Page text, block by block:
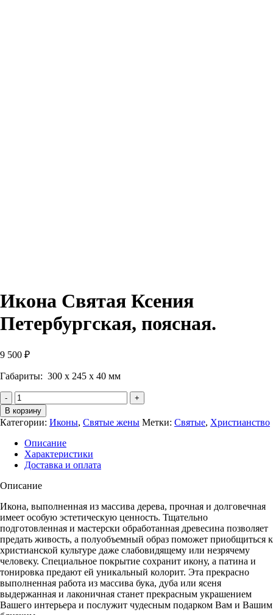
Икона Святая Ксения
Петербургская, поясная.
9 500 ₽
Габариты: 300 х 245 х 40 мм
Количество
Икона
Святая
Ксения
Петербургская,
поясная.
В корзину
Категории: Иконы, Святые жены Метки: Святые, Христианство
Описание
Характеристики
Доставка и оплата
Описание
Икона, выполненная из массива дерева, прочная и долговечная
имеет особую эстетическую ценность. Тщательно
подготовленная и мастерски обработанная древесина позволяет
предать живость, а полуобъемный образ поможет приобщиться к
христианской культуре даже слабовидящему или незрячему
человеку. Специальное покрытие сохранит икону, а патина и
тонировка предают ей уникальный колорит. Эта прекрасно
выполненная работа из массива бука, дуба или ясеня
выдержанная и лаконичная станет прекрасным украшением
Вашего интерьера и послужит чудесным подарком Вам и Вашим